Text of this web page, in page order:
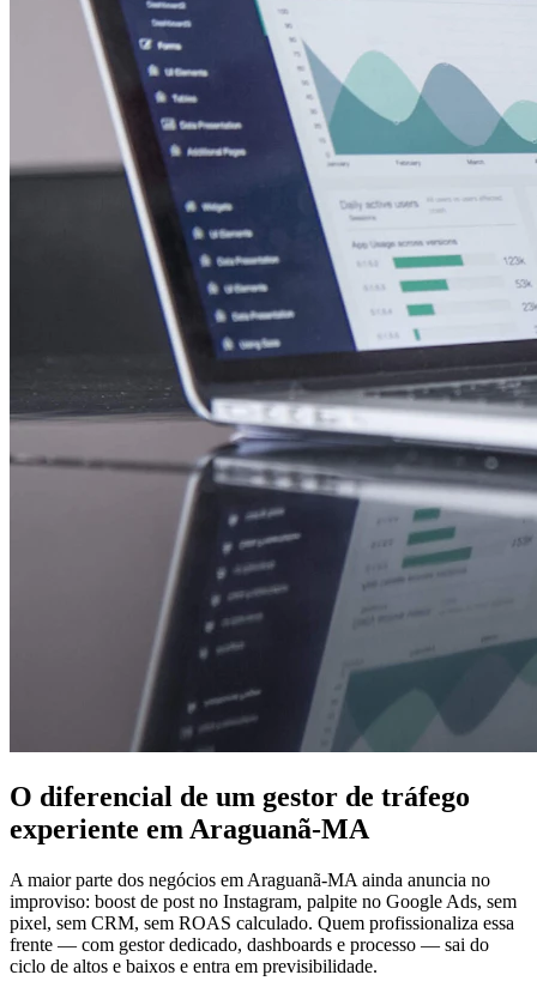
O diferencial de um gestor de tráfego
experiente em Araguanã-MA
A maior parte dos negócios em Araguanã-MA ainda anuncia no
improviso: boost de post no Instagram, palpite no Google Ads, sem
pixel, sem CRM, sem ROAS calculado. Quem profissionaliza essa
frente — com gestor dedicado, dashboards e processo — sai do
ciclo de altos e baixos e entra em previsibilidade.